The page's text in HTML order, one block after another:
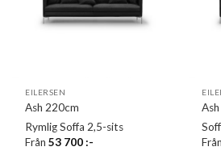
EILERSEN
Ash 220cm
Rymlig Soffa 2,5-sits
Från53 700:-